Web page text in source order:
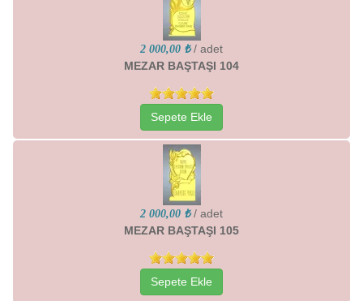
2 000,00 ₺ / adet
MEZAR BAŞTAŞI 104
Sepete Ekle
2 000,00 ₺ / adet
MEZAR BAŞTAŞI 105
Sepete Ekle